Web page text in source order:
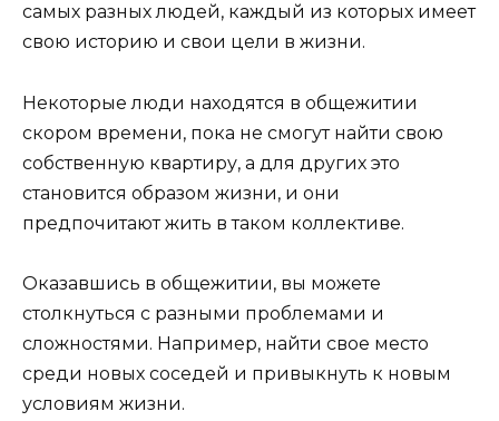
самых разных людей, каждый из которых имеет
свою историю и свои цели в жизни.
Некоторые люди находятся в общежитии
скором времени, пока не смогут найти свою
собственную квартиру, а для других это
становится образом жизни, и они
предпочитают жить в таком коллективе.
Оказавшись в общежитии, вы можете
столкнуться с разными проблемами и
сложностями. Например, найти свое место
среди новых соседей и привыкнуть к новым
условиям жизни.